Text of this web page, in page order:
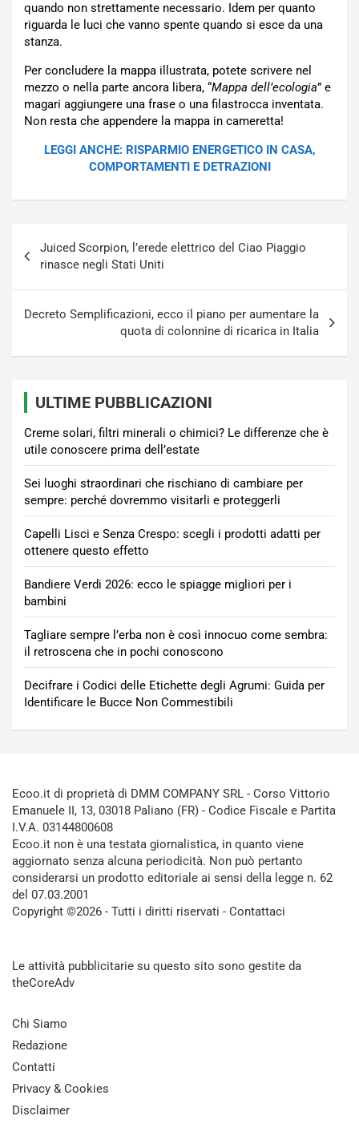
quando non strettamente necessario. Idem per quanto
riguarda le luci che vanno spente quando si esce da una
stanza.
Per concludere la mappa illustrata, potete scrivere nel
mezzo o nella parte ancora libera, “Mappa dell’ecologia” e
magari aggiungere una frase o una filastrocca inventata.
Non resta che appendere la mappa in cameretta!
LEGGI ANCHE: RISPARMIO ENERGETICO IN CASA,
COMPORTAMENTI E DETRAZIONI
articoli
Juiced Scorpion, l’erede elettrico del Ciao Piaggio
rinasce negli Stati Uniti
Decreto Semplificazioni, ecco il piano per aumentare la
quota di colonnine di ricarica in Italia
ULTIME PUBBLICAZIONI
Creme solari, filtri minerali o chimici? Le differenze che è
utile conoscere prima dell’estate
Sei luoghi straordinari che rischiano di cambiare per
sempre: perché dovremmo visitarli e proteggerli
Capelli Lisci e Senza Crespo: scegli i prodotti adatti per
ottenere questo effetto
Bandiere Verdi 2026: ecco le spiagge migliori per i
bambini
Tagliare sempre l’erba non è così innocuo come sembra:
il retroscena che in pochi conoscono
Decifrare i Codici delle Etichette degli Agrumi: Guida per
Identificare le Bucce Non Commestibili
Ecoo.it di proprietà di DMM COMPANY SRL - Corso Vittorio
Emanuele II, 13, 03018 Paliano (FR) - Codice Fiscale e Partita
I.V.A. 03144800608
Ecoo.it non è una testata giornalistica, in quanto viene
aggiornato senza alcuna periodicità. Non può pertanto
considerarsi un prodotto editoriale ai sensi della legge n. 62
del 07.03.2001
Copyright ©2026 - Tutti i diritti riservati - Contattaci
Le attività pubblicitarie su questo sito sono gestite da
theCoreAdv
Chi Siamo
Redazione
Contatti
Privacy & Cookies
Disclaimer